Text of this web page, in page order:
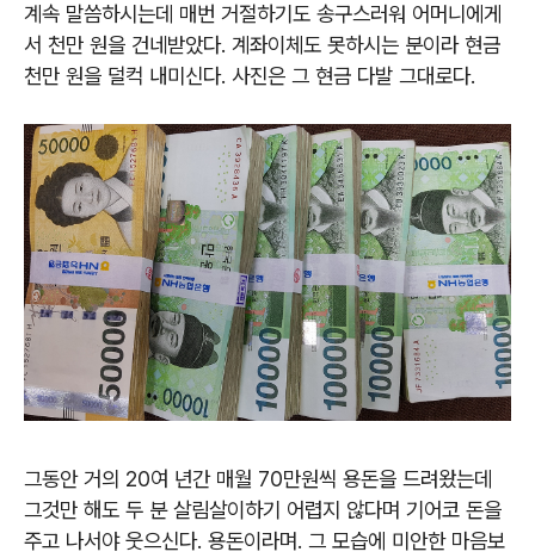
계속 말씀하시는데 매번 거절하기도 송구스러워 어머니에게
서 천만 원을 건네받았다. 계좌이체도 못하시는 분이라 현금
천만 원을 덜컥 내미신다. 사진은 그 현금 다발 그대로다.
그동안 거의 20여 년간 매월 70만원씩 용돈을 드려왔는데
그것만 해도 두 분 살림살이하기 어렵지 않다며 기어코 돈을
주고 나서야 웃으신다. 용돈이라며. 그 모습에 미안한 마음보